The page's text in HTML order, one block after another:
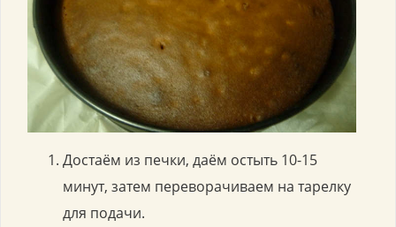
Достаём из печки, даём остыть 10-15
минут, затем переворачиваем на тарелку
для подачи.